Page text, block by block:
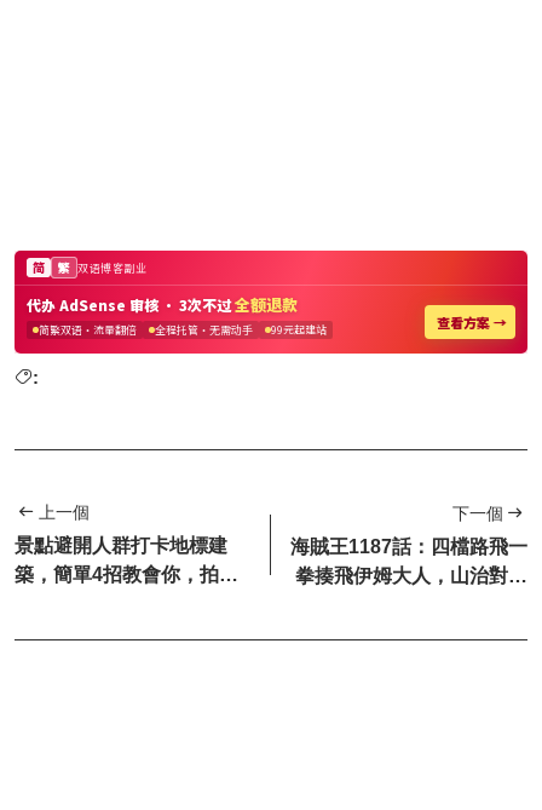
:
上一個
景點避開人群打卡地標建
築，簡單4招教會你，拍出
下一個
海賊王1187話：四檔路飛一
拳揍飛伊姆大人，山治對付